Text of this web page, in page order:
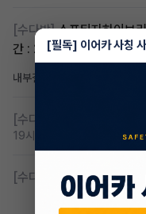
[수다방] 스포티지하이브
간 : 26개월)
내부결재
[수다방] 저신용 무심사
19시간 전 댓글 2
[수다방] K8 하이브리드
[필독] 이어카 사칭